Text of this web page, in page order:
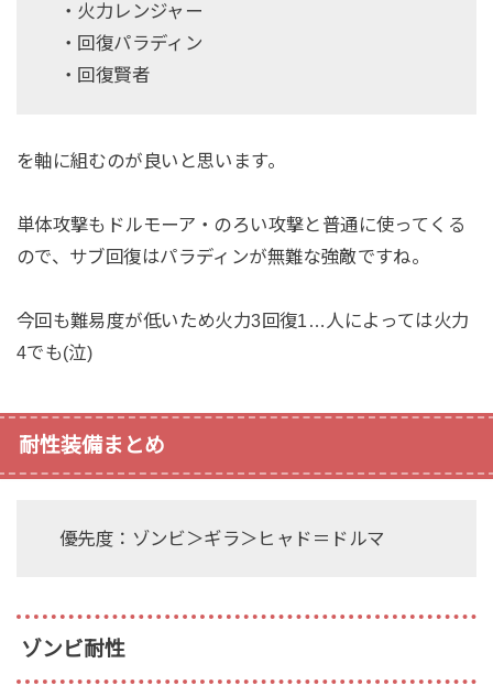
・火力レンジャー
・回復パラディン
・回復賢者
を軸に組むのが良いと思います。
単体攻撃もドルモーア・のろい攻撃と普通に使ってくる
ので、サブ回復はパラディンが無難な強敵ですね。
今回も難易度が低いため火力3回復1…人によっては火力
4でも(泣)
耐性装備まとめ
優先度：ゾンビ＞ギラ＞ヒャド＝ドルマ
ゾンビ耐性